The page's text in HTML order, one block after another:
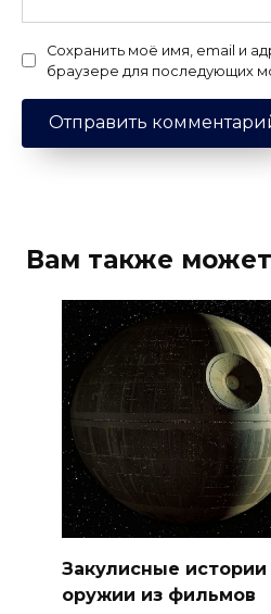
Сохранить моё имя, email и
браузере для последующих
Вам также
Закулисные
оружии из фильмов